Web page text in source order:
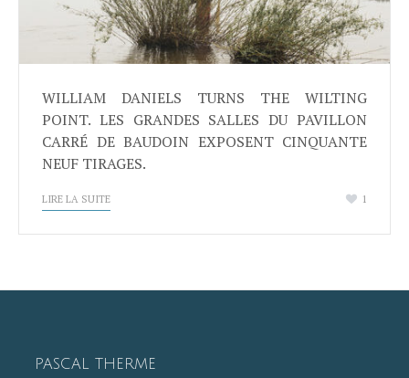
WILLIAM DANIELS TURNS THE WILTING
POINT. LES GRANDES SALLES DU PAVILLON
CARRÉ DE BAUDOIN EXPOSENT CINQUANTE
NEUF TIRAGES.
LIRE LA SUITE 1
PASCAL THERME